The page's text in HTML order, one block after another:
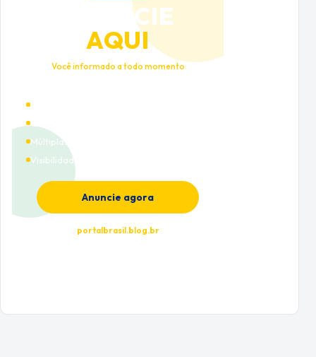
ANUNCIE
AQUI
Você informado a todo momento
Cobertura nacional
Múltiplas categorias
Visibilidade premium
Anuncie agora
portalbrasil.blog.br